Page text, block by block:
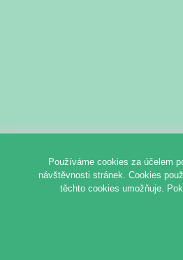
Používáme cookies za účelem
návštěvnosti stránek. Cookies
těchto cookies umožňuje.